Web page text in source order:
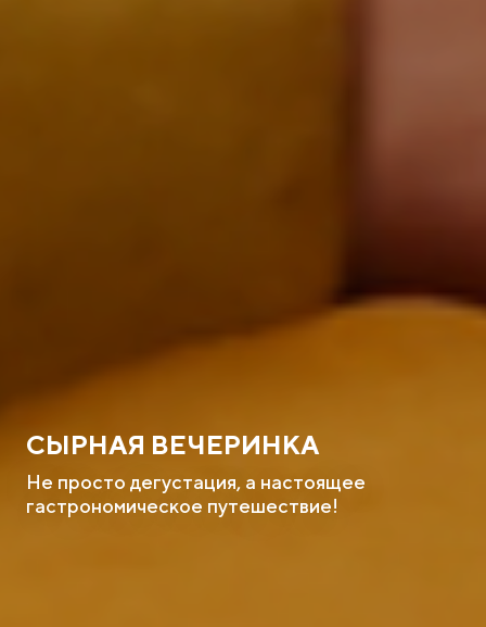
СЫРНАЯ ВЕЧЕРИНКА
Не просто дегустация, а настоящее
гастрономическое путешествие!